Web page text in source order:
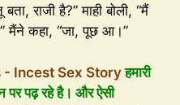
राजी है?” माही बोली, “मैं
मैंने कहा, “जा, पूछ आ।”
- Incest Sex Storyहमारी
पर पढ़ रहे है। और ऐसी